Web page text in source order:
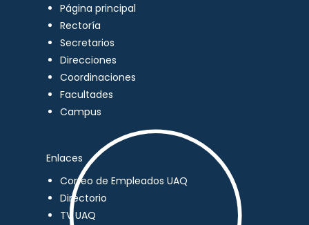
Página principal
Rectoría
Secretarios
Direcciones
Coordinaciones
Facultades
Campus
Enlaces
Correo de Empleados UAQ
Directorio
TV UAQ